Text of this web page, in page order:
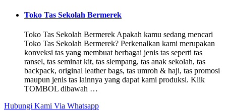
Toko Tas Sekolah Bermerek
Toko Tas Sekolah Bermerek Apakah kamu sedang mencari
Toko Tas Sekolah Bermerek? Perkenalkan kami merupakan
konveksi tas yang membuat berbagai jenis tas seperti tas
ransel, tas seminat kit, tas slempang, tas anak sekolah, tas
backpack, original leather bags, tas umroh & haji, tas promosi
maupun jenis tas lainnya yang dapat kami produksi. Klik
TOMBOL dibawah …
Hubungi Kami Via Whatsapp